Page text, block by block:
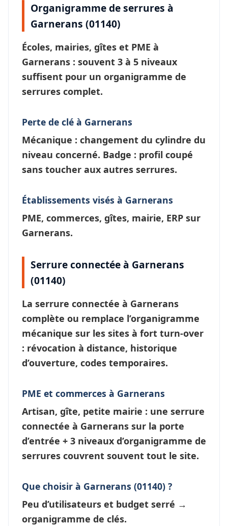
Organigramme de serrures à
Garnerans (01140)
Écoles, mairies, gîtes et PME à
Garnerans : souvent 3 à 5 niveaux
suffisent pour un organigramme de
serrures complet.
Perte de clé à Garnerans
Mécanique : changement du cylindre du
niveau concerné. Badge : profil coupé
sans toucher aux autres serrures.
Établissements visés à Garnerans
PME, commerces, gîtes, mairie, ERP sur
Garnerans.
Serrure connectée à Garnerans
(01140)
La serrure connectée à Garnerans
complète ou remplace l’organigramme
mécanique sur les sites à fort turn-over
: révocation à distance, historique
d’ouverture, codes temporaires.
PME et commerces à Garnerans
Artisan, gîte, petite mairie : une serrure
connectée à Garnerans sur la porte
d’entrée + 3 niveaux d’organigramme de
serrures couvrent souvent tout le site.
Que choisir à Garnerans (01140) ?
Peu d’utilisateurs et budget serré →
organigramme de clés.